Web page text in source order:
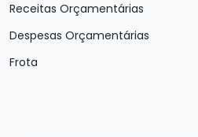
Receitas Orçamentárias
Despesas Orçamentárias
Frota